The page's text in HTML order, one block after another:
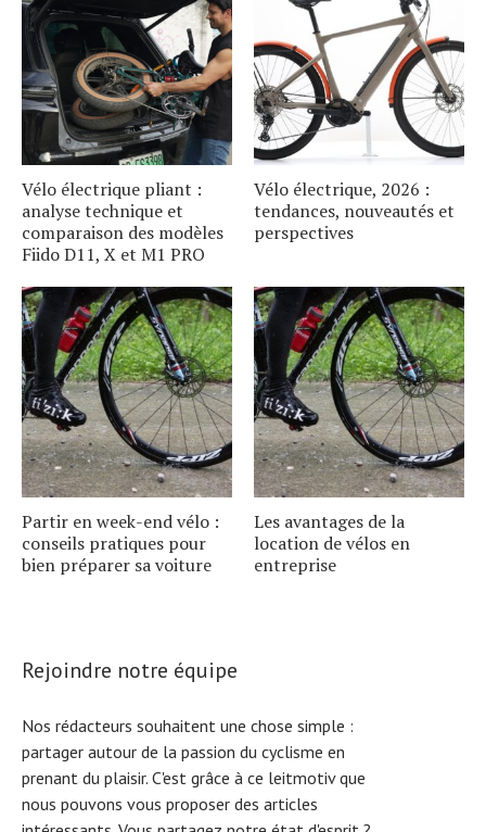
Vélo électrique pliant :
analyse technique et
comparaison des modèles
Fiido D11, X et M1 PRO
Vélo électrique, 2026 :
tendances, nouveautés et
perspectives
Partir en week-end vélo :
conseils pratiques pour
bien préparer sa voiture
Les avantages de la
location de vélos en
entreprise
Rejoindre notre équipe
Nos rédacteurs souhaitent une chose simple :
partager autour de la passion du cyclisme en
prenant du plaisir. C'est grâce à ce leitmotiv que
nous pouvons vous proposer des articles